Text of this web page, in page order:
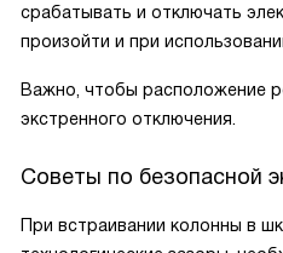
срабатывать и отключать
произойти и при
Важно, чтобы расположение
экстренного отключения.
Советы по безопасной
При встраивании колонны в